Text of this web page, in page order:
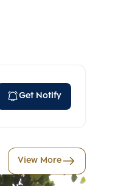
Get Notify
View More